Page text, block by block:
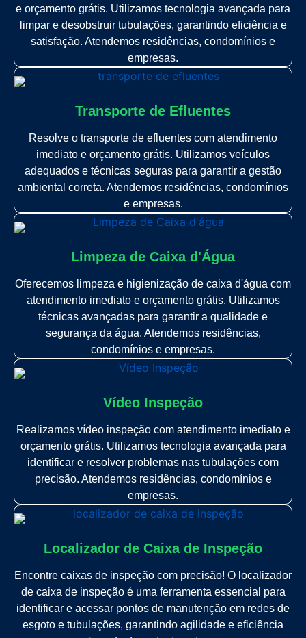
e orçamento grátis. Utilizamos tecnologia avançada para
limpar e desobstruir tubulações, garantindo eficiência e
satisfação. Atendemos residências, condomínios e
empresas.
Transporte de Efluentes
Resolve o transporte de efluentes com atendimento
imediato e orçamento grátis. Utilizamos veículos
adequados e técnicas seguras para garantir a gestão
ambiental correta. Atendemos residências, condomínios
e empresas.
Limpeza de Caixa d'Água
Oferecemos limpeza e higienização de caixa d'água com
atendimento imediato e orçamento grátis. Utilizamos
técnicas avançadas para garantir a qualidade e
segurança da água. Atendemos residências,
condomínios e empresas.
Vídeo Inspeção
Realizamos vídeo inspeção com atendimento imediato e
orçamento grátis. Utilizamos tecnologia avançada para
identificar e resolver problemas nas tubulações com
precisão. Atendemos residências, condomínios e
empresas.
Localizador de Caixa de Inspeção
Encontre caixas de inspeção com precisão! O localizador
de caixa de inspeção é uma ferramenta essencial para
identificar e acessar pontos de manutenção em redes de
esgoto e tubulações, garantindo agilidade e eficiência